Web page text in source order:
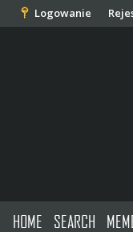
Logowanie
HOME SEARCH